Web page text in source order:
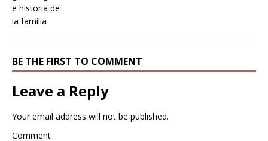
BE THE FIRST TO COMMENT
Leave a Reply
Your email address will not be published.
Comment